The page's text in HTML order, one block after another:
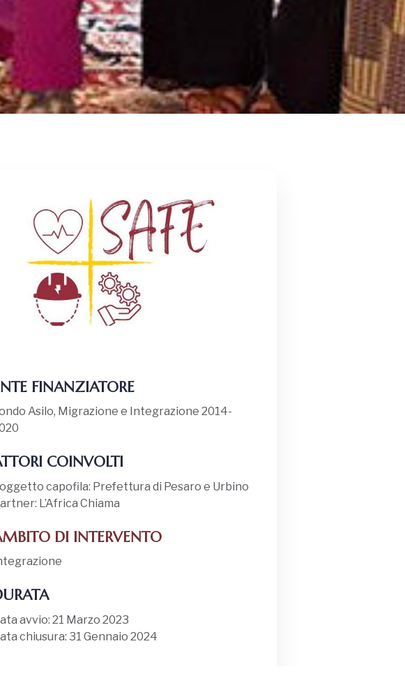
FINANZIATORE
Asilo, Migrazione e Integrazione 2014-
COINVOLTI
capofila: Prefettura di Pesaro e Urbino
L’Africa Chiama
DI INTERVENTO
avvio: 21 Marzo 2023
chiusura: 31 Gennaio 2024